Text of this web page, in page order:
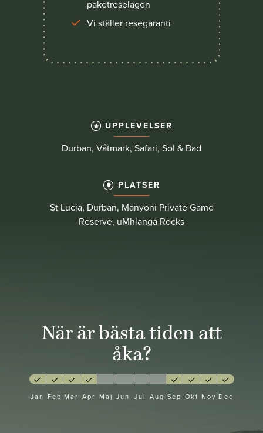
paketreselagen
Vi ställer resegaranti
UPPLEVELSER
Durban, Våtmark, Safari, Sol & Bad
PLATSER
St Lucia, Durban, Manyoni Private Game
Reserve, uMhlanga Rocks
När är bästa tiden att
åka?
Jan Feb Mar Apr Maj Jun Jul Aug Sep Okt Nov Dec